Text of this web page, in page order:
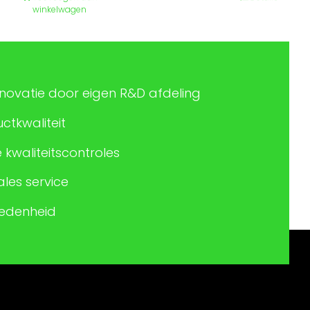
€ 179,99.
winkelwagen
door eigen R&D afdeling
kwaliteitscontroles
service